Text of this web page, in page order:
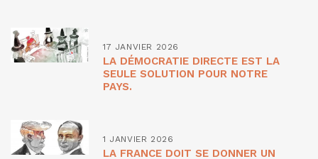
17 JANVIER 2026
LA DÉMOCRATIE DIRECTE EST LA
SEULE SOLUTION POUR NOTRE
PAYS.
1 JANVIER 2026
LA FRANCE DOIT SE DONNER UN